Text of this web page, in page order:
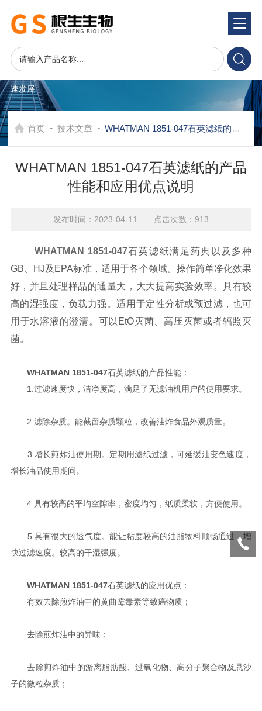
资讯中心 NEWS CENTER
速发展
首页 - 技术文章 - WHATMAN 1851-047石英滤纸的产品性能和应用优点说明
WHATMAN 1851-047石英滤纸的产品
性能和应用优点说明
发布时间：2023-04-11 点击次数：913
WHATMAN 1851-047石英滤纸满足药典以及多种
GB、HJ及EPA标准，适用于各个领域。操作简单净化效果
好，并且处理样品的通量大，大大提高实验效率。具有较
高的湿强度，负载力强。适用于定性分析或预过滤，也可
用于水溶液的澄清。可以EtO灭菌、高压灭菌或者辐照灭
菌。
WHATMAN 1851-047石英滤纸的产品性能：
1.过滤速度快，洁净度高，满足了无滤油机用户的使用要求。
2.滤除杂质。能截留杂质颗粒，改善油炸食品外观质量。
3.增长煎炸油使用期。定期用滤纸过滤，可延缓油变色速度，
增长油品使用期间。
4.具有较高的平均空隙率，密度均匀，纸质柔软，方便使用。
5.具有很大的透气度。能让粘度较高的油脂物料顺畅通过，增
快过滤速度。较高的干湿强度。
WHATMAN 1851-047石英滤纸的应用优点：
有效去除煎炸油中的黄曲霉毒素等致癌物质；
去除煎炸油中的异味；
去除煎炸油中的游离脂肪酸、过氧化物、高分子聚合物及悬沙
子的微粒杂质；